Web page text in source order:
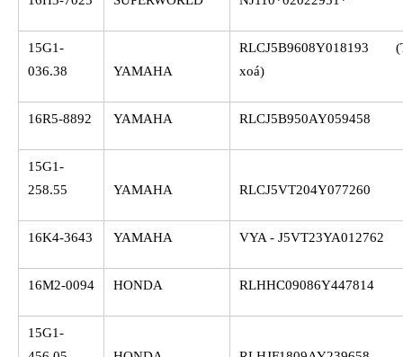
15G1-
036.38
YAMAHA
RLCJ5B9608Y018193
xoá)
16R5-8892 YAMAHA RLCJ5B950AY059458
15G1-
258.55
YAMAHA RLCJ5VT204Y077260
16K4-3643 YAMAHA VYA - J5VT23YA012762
16M2-0094 HONDA RLHHC09086Y447814
15G1-